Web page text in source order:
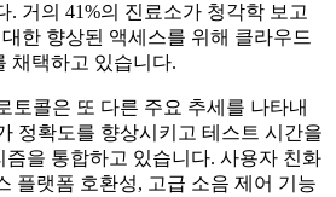
. 거의 41%의 진료소가 청각학 보고
한 향상된 액세스를 위해 클라우드
채택하고 있습니다.
토콜은 또 다른 주요 추세를 나타내
정확도를 향상시키고 테스트 시간을
을 통합하고 있습니다. 사용자 친화
플랫폼 호환성, 고급 소음 제어 기능